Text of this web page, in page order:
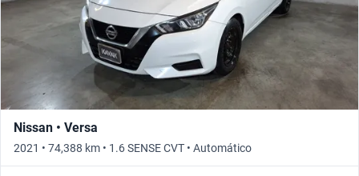
Nissan • Versa
2021 • 74,388 km • 1.6 SENSE CVT • Automático